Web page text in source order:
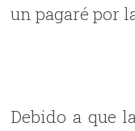
un pagaré por
Debido a que